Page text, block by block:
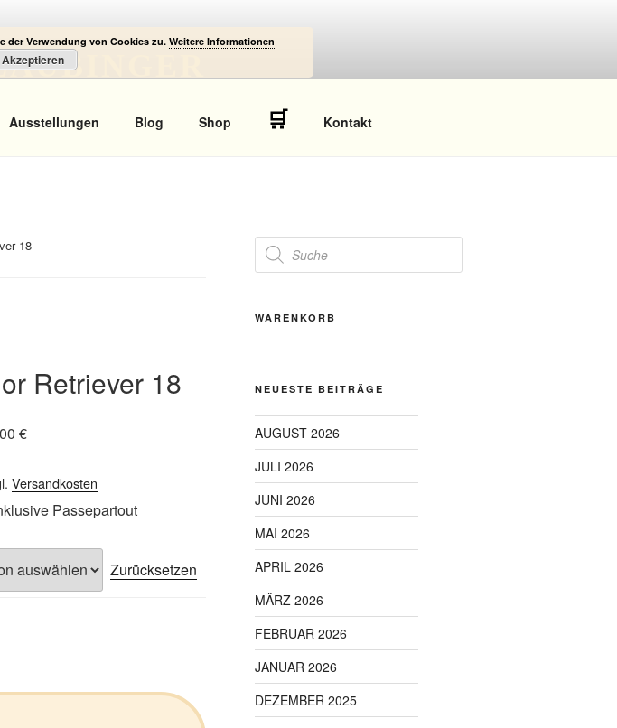
Ausstellungen Blog Shop 🛒 Kontakt
18
Retriever 18
€
Versandkosten
Passepartout
Zurücksetzen
Products
search
WARENKORB
NEUESTE BEITRÄGE
AUGUST 2026
JULI 2026
JUNI 2026
MAI 2026
APRIL 2026
MÄRZ 2026
FEBRUAR 2026
JANUAR 2026
DEZEMBER 2025
der Verwendung von Cookies zu. Weitere Informationen
Akzeptieren